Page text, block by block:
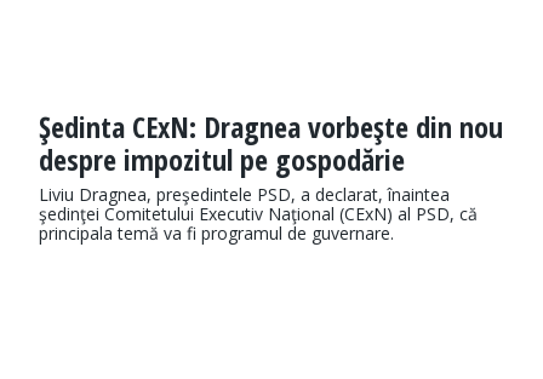
Şedinta CExN: Dragnea vorbeşte din nou
despre impozitul pe gospodărie
Liviu Dragnea, preşedintele PSD, a declarat, înaintea
şedinţei Comitetului Executiv Naţional (CExN) al PSD, că
principala temă va fi programul de guvernare.